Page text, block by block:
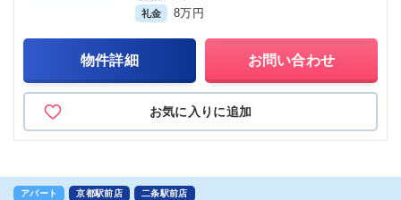
礼金 8万円
物件詳細 お問い合わせ
お気に入りに追加
アパート 京都駅前店 二条駅前店